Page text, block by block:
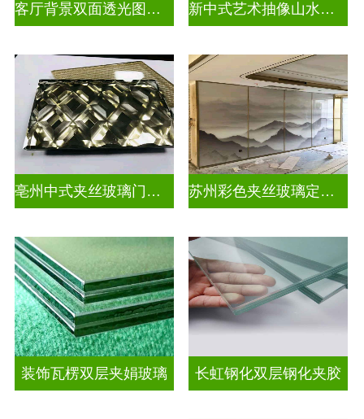
客厅背景双面透光图案水墨画玻璃 新中式艺术抽像山水画玻璃
亳州中式夹丝玻璃门厂家 苏州彩色夹丝玻璃定制厂家
装饰瓦楞双层夹娟玻璃 长虹钢化双层钢化夹胶